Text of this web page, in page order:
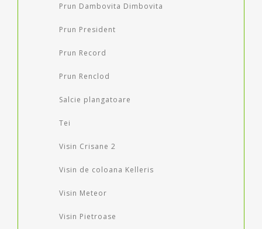
Prun Dambovita Dimbovita
Prun President
Prun Record
Prun Renclod
Salcie plangatoare
Tei
Visin Crisane 2
Visin de coloana Kelleris
Visin Meteor
Visin Pietroase